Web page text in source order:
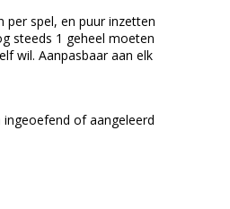
per spel, en puur inzetten
steeds 1 geheel moeten
wil. Aanpasbaar aan elk
of aangeleerd